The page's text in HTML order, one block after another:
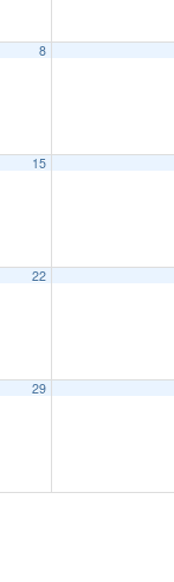
8
15
22
29